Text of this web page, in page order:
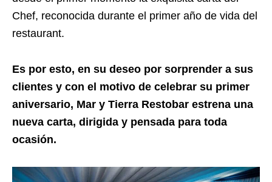
Chef, reconocida durante el primer año de vida del
restaurant.
Es por esto, en su deseo por sorprender a sus
clientes y con el motivo de celebrar su primer
aniversario, Mar y Tierra Restobar estrena una
nueva carta, dirigida y pensada para toda
ocasión.